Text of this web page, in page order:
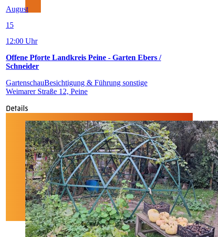
August
15
12:00 Uhr
Offene Pforte Landkreis Peine - Garten Ebers /
Schneider
GartenschauBesichtigung & Führung sonstige
Weimarer Straße 12, Peine
Details